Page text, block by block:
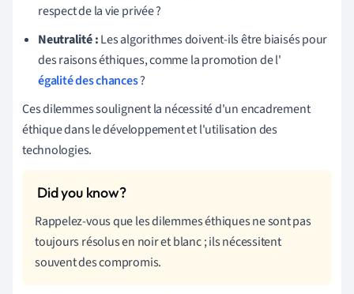
respect de la vie privée ?
Neutralité :Les algorithmes doivent-ils être biaisés pour
des raisons éthiques, comme la promotion de l'
égalité des chances?
Ces dilemmes soulignent la nécessité d'un encadrement
éthique dans le développement et l'utilisation des
technologies.
Rappelez-vous que les dilemmes éthiques ne sont pas
toujours résolus en noir et blanc ; ils nécessitent
souvent des compromis.